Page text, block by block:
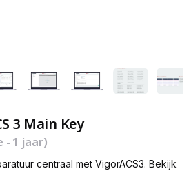
3 Main Key
- 1 jaar)
centraal met VigorACS3. Bekijk